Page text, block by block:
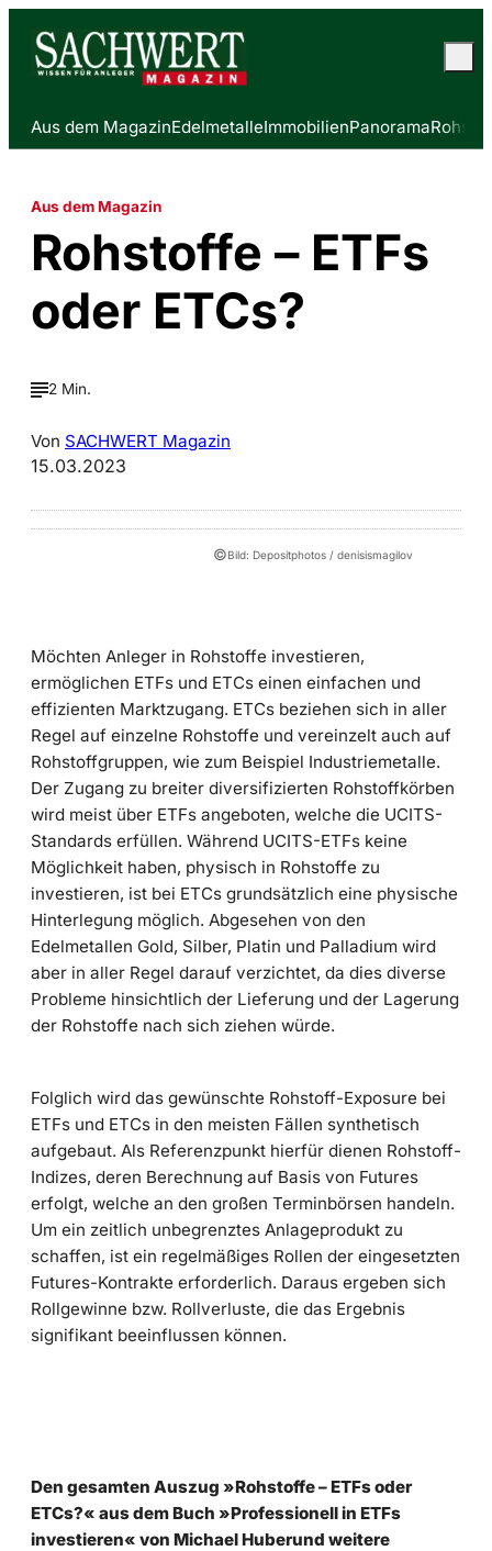
Aus dem MagazinEdelmetalleImmobilienPanorama
Aus dem Magazin
Rohstoffe – ETFs
oder ETCs?
2 Min.
Von SACHWERT Magazin
15.03.2023
©Bild: Depositphotos / denisismagilov
Möchten Anleger in Rohstoffe investieren,
ermöglichen ETFs und ETCs einen einfachen und
effizienten Marktzugang. ETCs beziehen sich in aller
Regel auf einzelne Rohstoffe und vereinzelt auch auf
Rohstoffgruppen, wie zum Beispiel Industriemetalle.
Der Zugang zu breiter diversifizierten Rohstoffkörben
wird meist über ETFs angeboten, welche die UCITS-
Standards erfüllen. Während UCITS-ETFs keine
Möglichkeit haben, physisch in Rohstoffe zu
investieren, ist bei ETCs grundsätzlich eine physische
Hinterlegung möglich. Abgesehen von den
Edelmetallen Gold, Silber, Platin und Palladium wird
aber in aller Regel darauf verzichtet, da dies diverse
Probleme hinsichtlich der Lieferung und der Lagerung
der Rohstoffe nach sich ziehen würde.
Folglich wird das gewünschte Rohstoff-Exposure bei
ETFs und ETCs in den meisten Fällen synthetisch
aufgebaut. Als Referenzpunkt hierfür dienen Rohstoff-
Indizes, deren Berechnung auf Basis von Futures
erfolgt, welche an den großen Terminbörsen handeln.
Um ein zeitlich unbegrenztes Anlageprodukt zu
schaffen, ist ein regelmäßiges Rollen der eingesetzten
Futures-Kontrakte erforderlich. Daraus ergeben sich
Rollgewinne bzw. Rollverluste, die das Ergebnis
signifikant beeinflussen können.
Den gesamten Auszug »Rohstoffe – ETFs oder
ETCs?« aus dem Buch »Professionell in ETFs
investieren« von Michael Huberund weitere